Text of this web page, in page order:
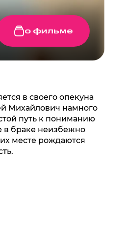
о фильме
в своего опекуна
Михайлович намного
путь к пониманию
в браке неизбежно
месте рождаются